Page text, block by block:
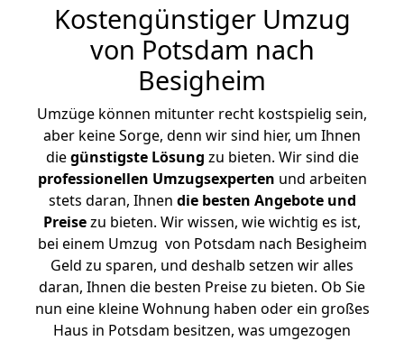
Kostengünstiger Umzug
von Potsdam nach
Besigheim
Umzüge können mitunter recht kostspielig sein,
aber keine Sorge, denn wir sind hier, um Ihnen
diegünstigste Lösung zu bieten. Wir sind die
professionellen Umzugsexperten und arbeiten
stets daran, Ihnen die besten Angebote und
Preisezu bieten. Wir wissen, wie wichtig es ist,
bei einem Umzug von Potsdam nach Besigheim
Geld zu sparen, und deshalb setzen wir alles
daran, Ihnen die besten Preise zu bieten. Ob Sie
nun eine kleine Wohnung haben oder ein großes
Haus in Potsdam besitzen, was umgezogen